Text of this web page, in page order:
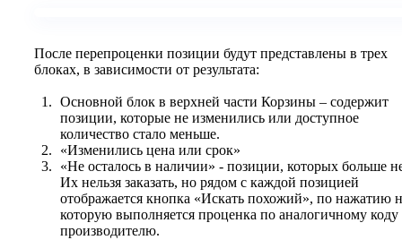
После перепроценки позиции будут представлены в трех
блоках, в зависимости от результата:
Основной блок в верхней части Корзины – содержит
позиции, которые не изменились или доступное
количество стало меньше.
«Изменились цена или срок»
«Не осталось в наличии» - позиции, которых больше
Их нельзя заказать, но рядом с каждой позицией
отображается кнопка «Искать похожий», по нажатию
которую выполняется проценка по аналогичному коду
производителю.